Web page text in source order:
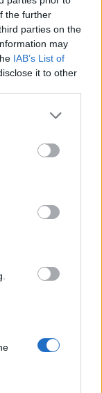
the further
parties on the
may
IAB’s List of
it to other
more Google
may click to
party tags to
below Google